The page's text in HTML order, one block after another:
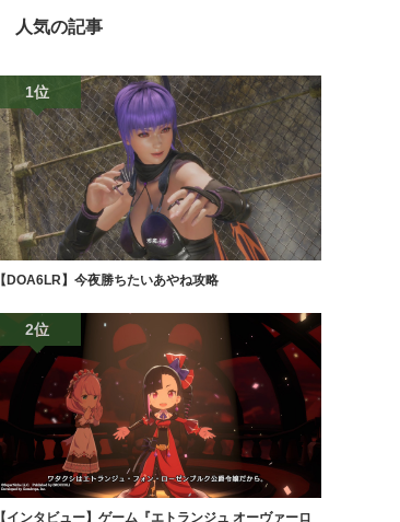
人気の記事
1位
【DOA6LR】今夜勝ちたいあやね攻略
2位
【インタビュー】ゲーム『エトランジュ オーヴァーロ